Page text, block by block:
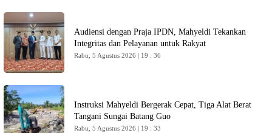
Audiensi dengan Praja IPDN, Mahyeldi Tekankan
Integritas dan Pelayanan untuk Rakyat
Rabu, 5 Agustus 2026 | 19 : 36
Instruksi Mahyeldi Bergerak Cepat, Tiga Alat Berat
Tangani Sungai Batang Guo
Rabu, 5 Agustus 2026 | 19 : 33